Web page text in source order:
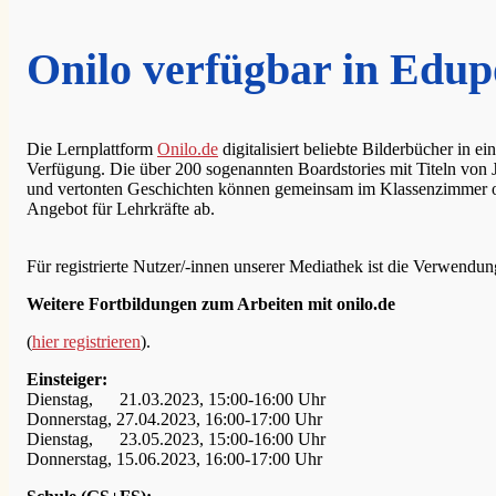
Onilo verfügbar in
Die Lernplattform Onilo.de digitalisiert beliebte Bilderbücher in
Verfügung. Die über 200 sogenannten Boardstories mit Titeln
und vertonten Geschichten können gemeinsam im
Angebot für Lehrkräfte ab.
Für registrierte Nutzer/-innen unserer Mediathek ist die
Weitere Fortbildungen zum Arbeiten mit onilo.de
(hier registrieren).
Einsteiger:
Dienstag, 21.03.2023, 15:00-16:00 Uhr
Donnerstag, 27.04.2023, 16:00-17:00 Uhr
Dienstag, 23.05.2023, 15:00-16:00 Uhr
Donnerstag, 15.06.2023, 16:00-17:00 Uhr